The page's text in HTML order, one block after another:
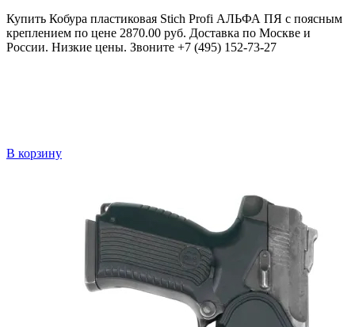
Купить Кобура пластиковая Stich Profi АЛЬФА ПЯ с поясным
креплением по цене 2870.00 руб. Доставка по Москве и
России. Низкие цены. Звоните +7 (495) 152-73-27
В корзину